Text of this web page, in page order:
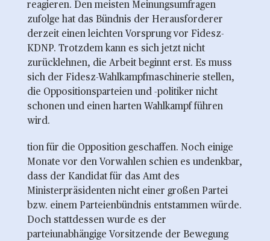
reagieren. Den meisten Meinungsumfragen
zufolge hat das Bündnis der Herausforderer
derzeit einen leichten Vorsprung vor Fidesz-
KDNP. Trotzdem kann es sich jetzt nicht
zurücklehnen, die Arbeit beginnt erst. Es muss
sich der Fidesz-Wahlkampfmaschinerie stellen,
die Oppositionsparteien und -politiker nicht
schonen und einen harten Wahlkampf führen
wird.
tion für die Opposition geschaffen. Noch einige
Monate vor den Vorwahlen schien es undenkbar,
dass der Kandidat für das Amt des
Ministerpräsidenten nicht einer großen Partei
bzw. einem Parteienbündnis entstammen würde.
Doch stattdessen wurde es der
parteiunabhängige Vorsitzende der Bewegung